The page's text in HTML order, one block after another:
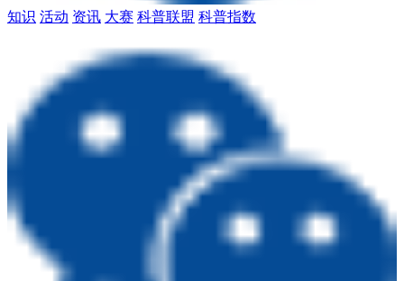
知识 活动 资讯 大赛 科普联盟 科普指数